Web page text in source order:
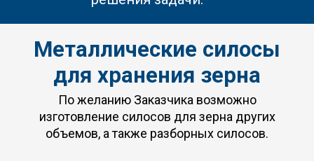
Металлические силосы
для хранения зерна
По желанию Заказчика возможно
изготовление силосов для зерна других
объемов, а также разборных силосов.